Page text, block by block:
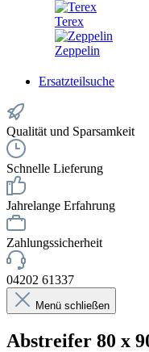
Terex
Zeppelin
Ersatzteilsuche
Qualität und Sparsamkeit
Schnelle Lieferung
Jahrelange Erfahrung
Zahlungssicherheit
04202 61337
Menü schließen
Abstreifer 80 x